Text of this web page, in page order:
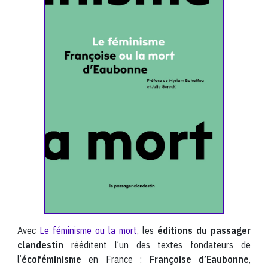
Avec Le féminisme ou la mort, les éditions du passager
clandestin rééditent l’un des textes fondateurs de
l’écoféminisme en France : Françoise d’Eaubonne,